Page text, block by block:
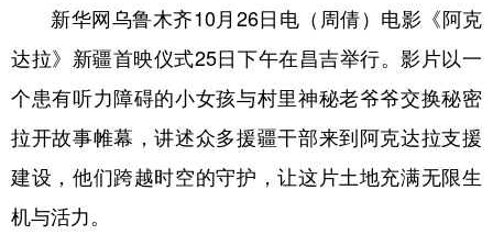
云游新疆 云端悦读 云看书画 光影新疆
人事频道 融媒体联播 廉政频道 新华视角看新疆
地方频道
北京
新华网乌鲁木齐10月26日电（周倩）电影《阿克
达拉》新疆首映仪式25日下午在昌吉举行。影片以一
个患有听力障碍的小女孩与村里神秘老爷爷交换秘密
拉开故事帷幕，讲述众多援疆干部来到阿克达拉支援
建设，他们跨越时空的守护，让这片土地充满无限生
机与活力。